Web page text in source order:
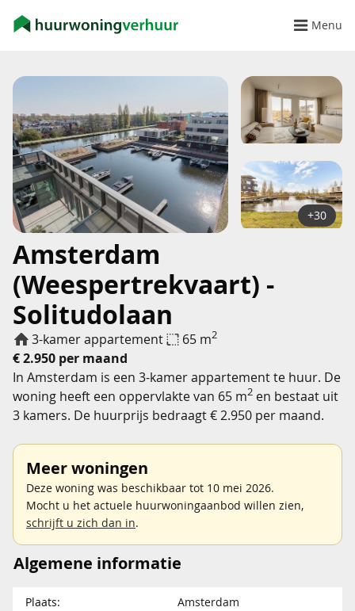
Menu
Amsterdam
(Weespertrekvaart) -
Solitudolaan
3-kamer appartement 65 m2
€ 2.950 per maand
+30
In Amsterdam is een 3-kamer appartement te huur. De
woning heeft een oppervlakte van 65 m2 en bestaat uit
3 kamers. De huurprijs bedraagt € 2.950 per maand.
Meer woningen
Deze woning was beschikbaar tot 10 mei 2026.
Mocht u het actuele huurwoningaanbod willen zien,
schrijft u zich dan in.
Algemene informatie
Plaats:
Amsterdam